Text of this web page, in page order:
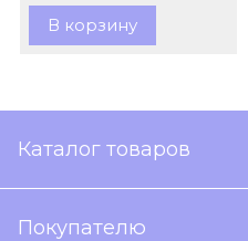
В корзину
Каталог товаров
Покупателю